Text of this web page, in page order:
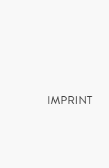
IMPRINT